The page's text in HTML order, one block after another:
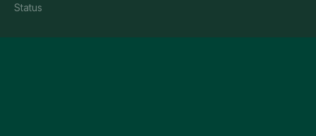
Status